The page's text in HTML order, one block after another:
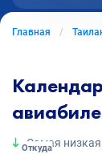
Главная
Самая
Откуда